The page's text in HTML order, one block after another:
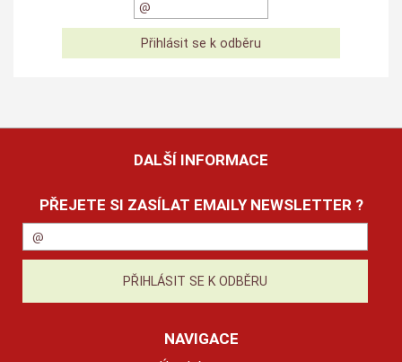
DALŠÍ INFORMACE
PŘEJETE SI ZASÍLAT EMAILY NEWSLETTER ?
NAVIGACE